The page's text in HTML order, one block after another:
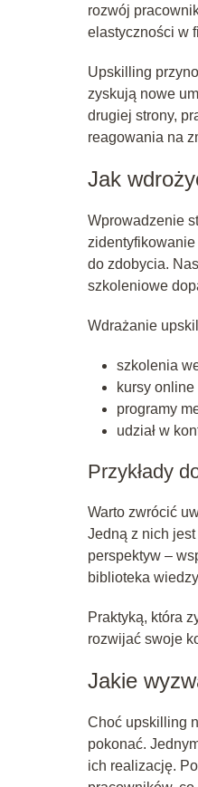
rozwój
elastyczności w
Upskilling
zyskują nowe
drugiej strony,
reagowania na
Jak
Wprowadzenie
do zdobycia.
szkoleniowe
Wdrażanie
szkolenia
kursy
programy
udział w
Przykłady
Warto zwrócić
Jedną z nich
perspektyw –
biblioteka
Praktyką, która
rozwijać swoje
Jakie
Choć upskilling
pokonać.
ich realizację.